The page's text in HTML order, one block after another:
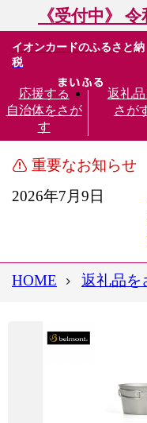
《受付中》
イオンカードのふるさと納
税
応援する
自治体をさが
す
返礼
さが
重要なお知らせ
2026年7月9日
HOME 返礼品を